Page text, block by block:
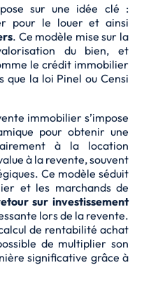
sur une idée clé :
pour le louer et ainsi
. Ce modèle mise sur la
du bien, et
le crédit immobilier
que la loi Pinel ou Censi
immobilier s’impose
pour obtenir une
à la location
à la revente, souvent
Ce modèle séduit
et les marchands de
sur investissement
lors de la revente.
de rentabilité achat
de multiplier son
significative grâce à